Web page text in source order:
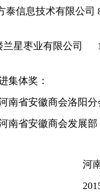
泰信息技术有限公司
兰星枣业有限公司
集体奖：
南省安徽商会洛阳分
南省安徽商会发展部
省安
年元月